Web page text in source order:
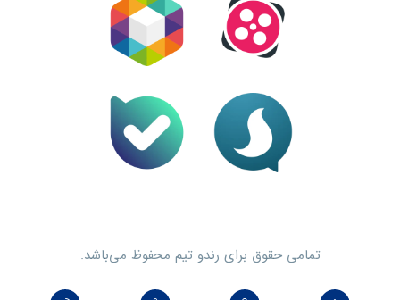
تمامی حقوق برای رندو تیم محفوظ می‌باشد.